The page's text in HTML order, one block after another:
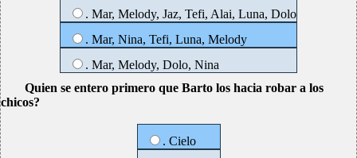
. Mar, Melody, Jaz, Tefi, Alai, Luna, Dolo
. Mar, Nina, Tefi, Luna, Melody
. Mar, Melody, Dolo, Nina
Quien se entero primero que Barto los hacia robar a los
chicos?
. Cielo